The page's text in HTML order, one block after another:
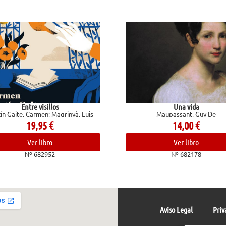
Una vida
Maupassant, Guy De
14,00
Ver libro
Nº 682178
Los excluidos
Elfriede Jelinek
12,95
Ver libro
Nº 683216
Aviso Legal